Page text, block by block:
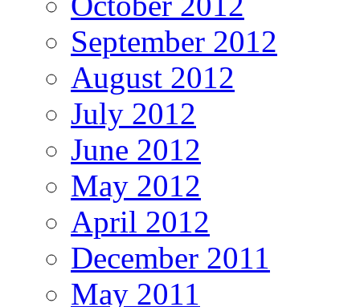
September 2012
August 2012
July 2012
June 2012
May 2012
April 2012
December 2011
May 2011